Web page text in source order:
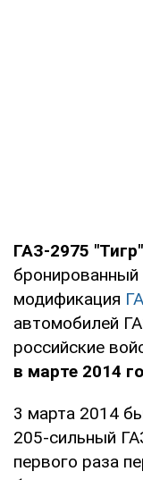
ГАЗ-2975 "Тигр"
модификация
автомобилей
российские
в марте 2014
3 марта 2014
205-сильный
первого раза